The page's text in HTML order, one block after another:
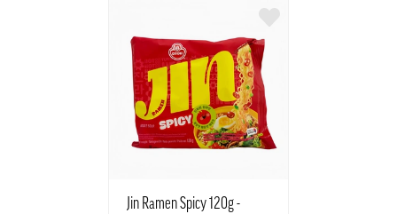
Jin Ramen Spicy 120g -